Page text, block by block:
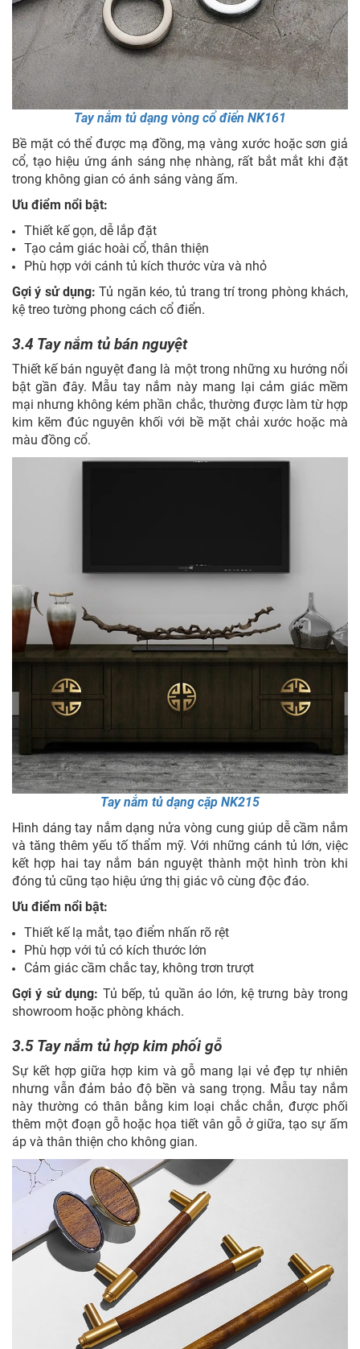
Tay nắm tủ dạng vòng cổ điển NK161
Bề mặt có thể được mạ đồng, mạ vàng xước hoặc sơn giả
cổ, tạo hiệu ứng ánh sáng nhẹ nhàng, rất bắt mắt khi đặt
trong không gian có ánh sáng vàng ấm.
Ưu điểm nổi bật:
Thiết kế gọn, dễ lắp đặt
Tạo cảm giác hoài cổ, thân thiện
Phù hợp với cánh tủ kích thước vừa và nhỏ
Gợi ý sử dụng: Tủ ngăn kéo, tủ trang trí trong phòng khách,
kệ treo tường phong cách cổ điển.
3.4 Tay nắm tủ bán nguyệt
Thiết kế bán nguyệt đang là một trong những xu hướng nổi
bật gần đây. Mẫu tay nắm này mang lại cảm giác mềm
mại nhưng không kém phần chắc, thường được làm từ hợp
kim kẽm đúc nguyên khối với bề mặt chải xước hoặc mà
màu đồng cổ.
Tay nắm tủ dạng cặp NK215
Hình dáng tay nắm dạng nửa vòng cung giúp dễ cầm nắm
và tăng thêm yếu tố thẩm mỹ. Với những cánh tủ lớn, việc
kết hợp hai tay nắm bán nguyệt thành một hình tròn khi
đóng tủ cũng tạo hiệu ứng thị giác vô cùng độc đáo.
Ưu điểm nổi bật:
Thiết kế lạ mắt, tạo điểm nhấn rõ rệt
Phù hợp với tủ có kích thước lớn
Cảm giác cầm chắc tay, không trơn trượt
Gợi ý sử dụng: Tủ bếp, tủ quần áo lớn, kệ trưng bày trong
showroom hoặc phòng khách.
3.5 Tay nắm tủ hợp kim phối gỗ
Sự kết hợp giữa hợp kim và gỗ mang lại vẻ đẹp tự nhiên
nhưng vẫn đảm bảo độ bền và sang trọng. Mẫu tay nắm
này thường có thân bằng kim loại chắc chắn, được phối
thêm một đoạn gỗ hoặc họa tiết vân gỗ ở giữa, tạo sự ấm
áp và thân thiện cho không gian.